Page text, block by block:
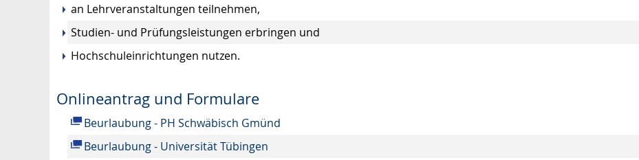
an Lehrveranstaltungen teilnehmen,
Studien- und Prüfungsleistungen erbringen und
Hochschuleinrichtungen nutzen.
Onlineantrag und Formulare
Beurlaubung - PH Schwäbisch Gmünd
Beurlaubung - Universität Tübingen